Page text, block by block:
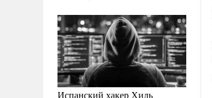
Испанский хакер Хиль